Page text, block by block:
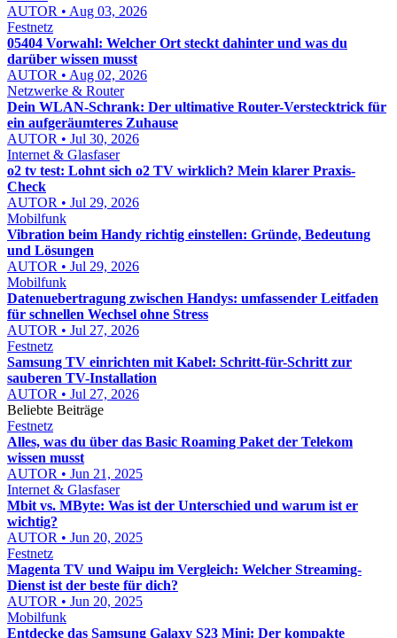
AUTOR • Aug 03, 2026
Festnetz
05404 Vorwahl: Welcher Ort steckt dahinter und was du
darüber wissen musst
AUTOR • Aug 02, 2026
Netzwerke & Router
Dein WLAN-Schrank: Der ultimative Router-Verstecktrick für
ein aufgeräumteres Zuhause
AUTOR • Jul 30, 2026
Internet & Glasfaser
o2 tv test: Lohnt sich o2 TV wirklich? Mein klarer Praxis-
Check
AUTOR • Jul 29, 2026
Mobilfunk
Vibration beim Handy richtig einstellen: Gründe, Bedeutung
und Lösungen
AUTOR • Jul 29, 2026
Mobilfunk
Datenuebertragung zwischen Handys: umfassender Leitfaden
für schnellen Wechsel ohne Stress
AUTOR • Jul 27, 2026
Festnetz
Samsung TV einrichten mit Kabel: Schritt-für-Schritt zur
sauberen TV-Installation
AUTOR • Jul 27, 2026
Beliebte Beiträge
Festnetz
Alles, was du über das Basic Roaming Paket der Telekom
wissen musst
AUTOR • Jun 21, 2025
Internet & Glasfaser
Mbit vs. MByte: Was ist der Unterschied und warum ist er
wichtig?
AUTOR • Jun 20, 2025
Festnetz
Magenta TV und Waipu im Vergleich: Welcher Streaming-
Dienst ist der beste für dich?
AUTOR • Jun 20, 2025
Mobilfunk
Entdecke das Samsung Galaxy S23 Mini: Der kompakte